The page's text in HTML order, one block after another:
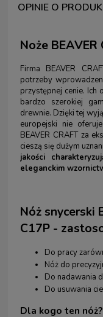
OPINIE O
Noże
Firma BEAVER
potrzeby
przystępnej cenie. Ich
bardzo szerokiej
drewnie. Dzięki tej
europejski nie
BEAVER CRAFT za
cieszą się dużym
jakości
eleganckim
Nóż snycerski
C17P -
Do pracy
Nóż do
Do nadawania
Do usuwania
Dla kogo ten nóż?